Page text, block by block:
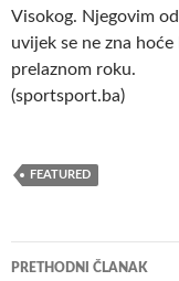
Visokog. Njegovim
uvijek se ne zna
prelaznom roku.
(sportsport.ba)
FEATURED
Navigacija
PRETHODNI ČLANAK